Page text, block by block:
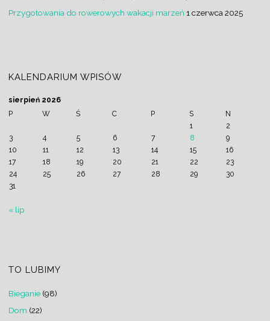
Przygotowania do rowerowych wakacji marzeń 1 czerwca 2025
KALENDARIUM WPISÓW
sierpień 2026
P
W Ś C P S
N
1
2
3
4 5 6 7 8
9
10
11 12 13 14 15
16
17
18 19 20 21 22
23
24
25 26 27 28 29
30
31
« lip
TO LUBIMY
Bieganie(98)
Dom (22)